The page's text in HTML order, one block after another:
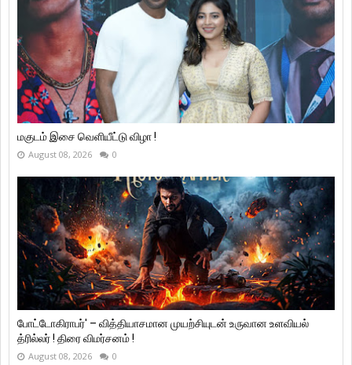
மகுடம் இசை வெளியீட்டு விழா !
August 08, 2026 0
போட்டோகிராபர்' – வித்தியாசமான முயற்சியுடன் உருவான உளவியல்
த்ரில்லர் ! திரை விமர்சனம் !
August 08, 2026 0